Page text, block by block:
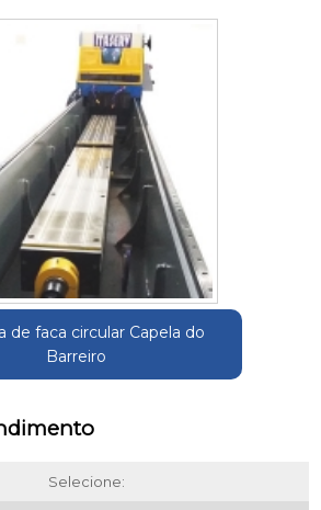
de faca circular Capela do
Barreiro
Selecione: